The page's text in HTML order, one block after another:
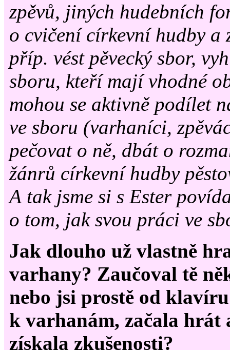
zpěvů, jiných hudebních
o cvičení církevní hudby a
příp. vést pěvecký sbor,
sboru, kteří mají vhodné
mohou se aktivně podílet
ve sboru (varhaníci,
pečovat o ně, dbát o
žánrů církevní hudby
A tak jsme si s Ester
o tom, jak svou práci ve
Jak dlouho už vlastně
varhany? Zaučoval tě
nebo jsi prostě od
k varhanám, začala hrát
získala zkušenosti?